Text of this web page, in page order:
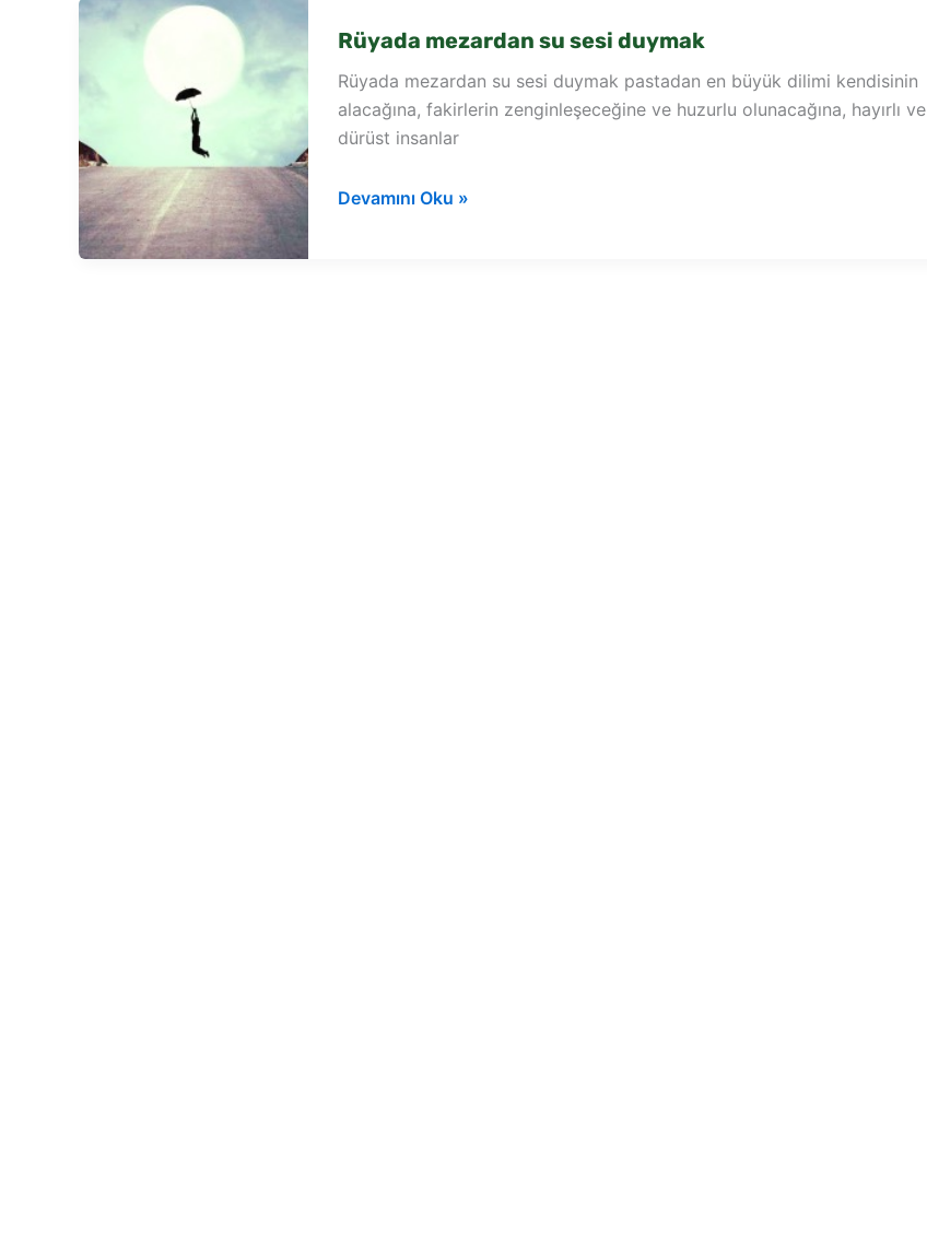
Rüyada mezardan su sesi duymak
Rüyada mezardan su sesi duymak pastadan en büyük dilimi kendisinin
alacağına, fakirlerin zenginleşeceğine ve huzurlu olunacağına, hayırlı ve
dürüst insanlar
Rüyada
Devamını Oku »